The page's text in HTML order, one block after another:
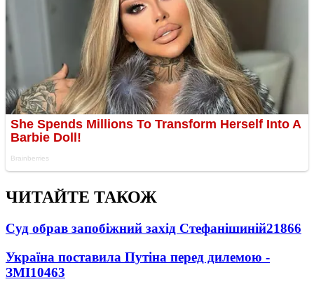
ЧИТАЙТЕ ТАКОЖ
Суд обрав запобіжний захід Стефанішиній21866
Україна поставила Путіна перед дилемою -
ЗМІ10463